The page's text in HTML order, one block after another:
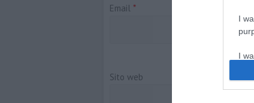
I
I
Email *
Sito web